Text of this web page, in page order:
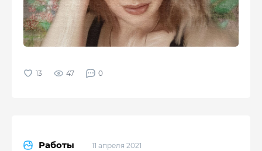
47 0
Работы 11 апреля 2021